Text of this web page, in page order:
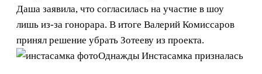
Даша заявила, что согласилась на участие в шоу
лишь из-за гонорара. В итоге Валерий Комиссаров
принял решение убрать Зотееву из проекта.
Однажды Инстасамка призналась